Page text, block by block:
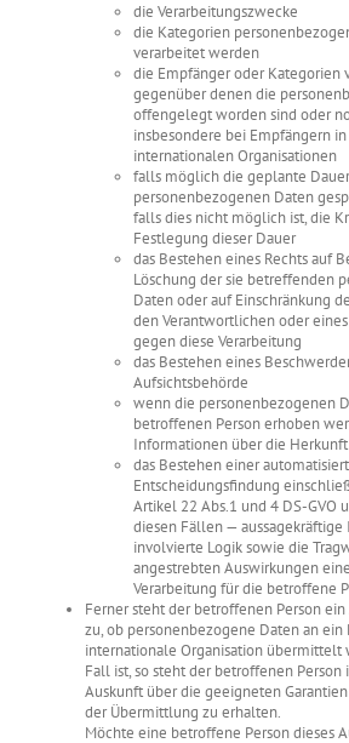
die Verarbeitungszwecke
die Kategorien
verarbeitet werden
die Empfänger oder Kategorien
gegenüber denen die
offengelegt worden sind oder
insbesondere bei Empfängern
internationalen Organisationen
falls möglich die geplante
personenbezogenen Daten
falls dies nicht möglich ist, die
Festlegung dieser Dauer
das Bestehen eines Rechts auf
Löschung der sie betreffenden
Daten oder auf Einschränkung
den Verantwortlichen oder
gegen diese Verarbeitung
das Bestehen eines
Aufsichtsbehörde
wenn die personenbezogenen
betroffenen Person erhoben
Informationen über die
das Bestehen einer
Entscheidungsfindung
Artikel 22 Abs.1 und 4 DS-GVO
diesen Fällen —
involvierte Logik sowie die
angestrebten Auswirkungen
Verarbeitung für die betroffene
Ferner steht der betroffenen Person
zu, ob personenbezogene Daten an
internationale Organisation übermittelt
Fall ist, so steht der betroffenen Person
Auskunft über die geeigneten
der Übermittlung zu erhalten.
Möchte eine betroffene Person dieses